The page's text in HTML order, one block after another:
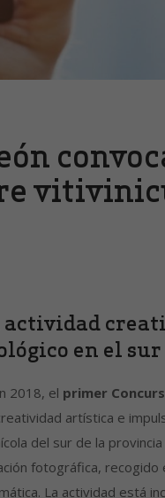
actividad
en el
2018, el primer
artística e
del sur de la
fotográfica, recogido
La actividad está